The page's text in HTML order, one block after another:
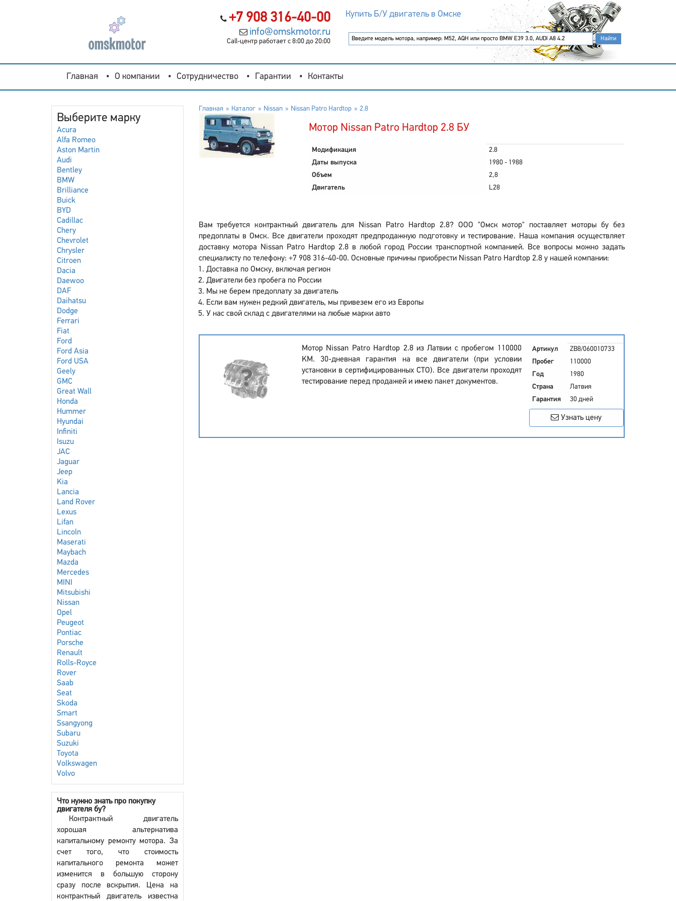
+7 908 316-40-00
info@omskmotor.ru
Call-центр работает с 8:00 до 20:00
Купить Б/У двигатель в Омске
Главная О компании Сотрудничество Гарантии Контакты
Выберите марку
Acura
Alfa Romeo
Aston Martin
Audi
Bentley
BMW
Brilliance
Buick
BYD
Cadillac
Chery
Chevrolet
Chrysler
Citroen
Dacia
Daewoo
DAF
Daihatsu
Dodge
Ferrari
Fiat
Ford
Ford Asia
Ford USA
Geely
GMC
Great Wall
Honda
Hummer
Hyundai
Infiniti
Isuzu
JAC
Jaguar
Jeep
Kia
Lancia
Land Rover
Lexus
Lifan
Lincoln
Maserati
Maybach
Mazda
Mercedes
MINI
Mitsubishi
Nissan
Opel
Peugeot
Pontiac
Porsche
Renault
Rolls-Royce
Rover
Saab
Seat
Skoda
Smart
Ssangyong
Subaru
Suzuki
Toyota
Volkswagen
Volvo
Что нужно знать про покупку
двигателя бу?
Контрактный двигатель
хорошая альтернатива
капитальному ремонту мотора. За
счет того, что стоимость
капитального ремонта может
изменится в большую сторону
сразу после вскрытия. Цена на
контрактный двигатель известна
Главная Каталог Nissan Nissan Patro Hardtop 2.8
Мотор Nissan Patro Hardtop 2.8 БУ
Модификация
2.8
Даты выпуска
1980 - 1988
Объем
2,8
Двигатель
L28
Вам требуется контрактный двигатель для Nissan Patro Hardtop 2.8? ООО "Омск мотор" поставляет моторы бу без
предоплаты в Омск. Все двигатели проходят предпродажную подготовку и тестирование. Наша компания осуществляет
доставку мотора Nissan Patro Hardtop 2.8 в любой город России транспортной компанией. Все вопросы можно задать
специалисту по телефону: +7 908 316-40-00. Основные причины приобрести Nissan Patro Hardtop 2.8 у нашей компании:
Доставка по Омску, включая регион
Двигатели без пробега по России
Мы не берем предоплату за двигатель
Если вам нужен редкий двигатель, мы привезем его из Европы
У нас свой склад с двигателями на любые марки авто
Мотор Nissan Patro Hardtop 2.8 из Латвии с пробегом 110000
KM. 30-дневная гарантия на все двигатели (при условии
установки в сертифицированных СТО). Все двигатели проходят
тестирование перед продажей и имею пакет документов.
Артикул
ZB8/060010733
Пробег
110000
Год
1980
Страна
Латвия
Гарантия
30 дней
Узнать цену